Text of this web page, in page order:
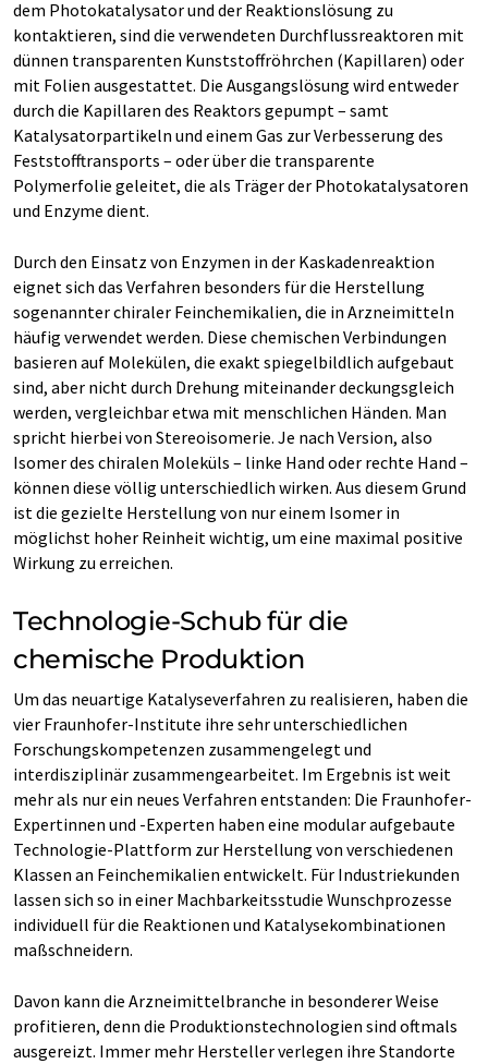
dem Photokatalysator und der Reaktionslösung zu
kontaktieren, sind die verwendeten Durchflussreaktoren mit
dünnen transparenten Kunststoffröhrchen (Kapillaren) oder
mit Folien ausgestattet. Die Ausgangslösung wird entweder
durch die Kapillaren des Reaktors gepumpt – samt
Katalysatorpartikeln und einem Gas zur Verbesserung des
Feststofftransports – oder über die transparente
Polymerfolie geleitet, die als Träger der Photokatalysatoren
und Enzyme dient.
Durch den Einsatz von Enzymen in der Kaskadenreaktion
eignet sich das Verfahren besonders für die Herstellung
sogenannter chiraler Feinchemikalien, die in Arzneimitteln
häufig verwendet werden. Diese chemischen Verbindungen
basieren auf Molekülen, die exakt spiegelbildlich aufgebaut
sind, aber nicht durch Drehung miteinander deckungsgleich
werden, vergleichbar etwa mit menschlichen Händen. Man
spricht hierbei von Stereoisomerie. Je nach Version, also
Isomer des chiralen Moleküls – linke Hand oder rechte Hand –
können diese völlig unterschiedlich wirken. Aus diesem Grund
ist die gezielte Herstellung von nur einem Isomer in
möglichst hoher Reinheit wichtig, um eine maximal positive
Wirkung zu erreichen.
Technologie-Schub für die
chemische Produktion
Um das neuartige Katalyseverfahren zu realisieren, haben die
vier Fraunhofer-Institute ihre sehr unterschiedlichen
Forschungskompetenzen zusammengelegt und
interdisziplinär zusammengearbeitet. Im Ergebnis ist weit
mehr als nur ein neues Verfahren entstanden: Die Fraunhofer-
Expertinnen und -Experten haben eine modular aufgebaute
Technologie-Plattform zur Herstellung von verschiedenen
Klassen an Feinchemikalien entwickelt. Für Industriekunden
lassen sich so in einer Machbarkeitsstudie Wunschprozesse
individuell für die Reaktionen und Katalysekombinationen
maßschneidern.
Davon kann die Arzneimittelbranche in besonderer Weise
profitieren, denn die Produktionstechnologien sind oftmals
ausgereizt. Immer mehr Hersteller verlegen ihre Standorte